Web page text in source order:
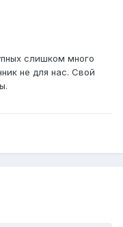
слишком много
не для нас. Свой